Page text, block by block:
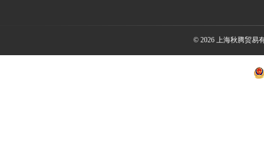
© 2026 上海秋腾贸易